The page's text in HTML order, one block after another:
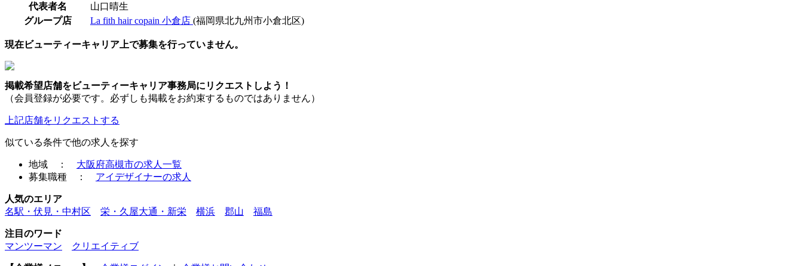
代表者名
山口晴生
グループ店
La fith hair copain 小倉店 (福岡県北九州市小倉北区)
現在ビューティーキャリア上で募集を行っていません。
掲載希望店舗をビューティーキャリア事務局にリクエストしよう！
（会員登録が必要です。必ずしも掲載をお約束するものではありません）
上記店舗をリクエストする
似ている条件で他の求人を探す
地域 ： 大阪府高槻市の求人一覧
募集職種 ： アイデザイナーの求人
人気のエリア
名駅・伏見・中村区
栄・久屋大通・新栄 横浜 郡山 福島
注目のワード
マンツーマン
クリエイティブ